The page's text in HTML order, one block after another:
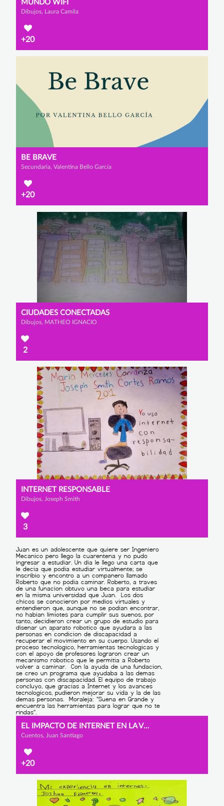
MUNDO WIFI
Dibujos, Laura Camila
+20
BE BRAVE
Secundaria, Valentina Bello García
+20
CIUDADES CONECTADAS
Dibujos, MATHEO IGNACIO
2
INTERNET RESPONSABLE
Dibujos, Joseph Smith
3
EL IMPACTO DE INTERNET EN LA VIDA Y EN LOS SUEÑOS.
Cuentos, Juan Santiago
+20